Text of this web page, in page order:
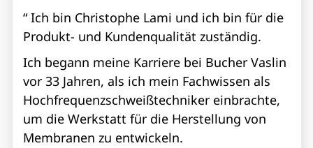
“Ich bin Christophe Lami und ich bin für die
Produkt- und Kundenqualität zuständig.
Ich begann meine Karriere bei Bucher Vaslin
vor 33 Jahren, als ich mein Fachwissen als
Hochfrequenzschweißtechniker einbrachte,
um die Werkstatt für die Herstellung von
Membranen zu entwickeln.